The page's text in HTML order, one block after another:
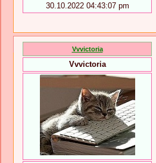
30.10.2022 04:43:07 pm
Vvvictoria
Vvvictoria